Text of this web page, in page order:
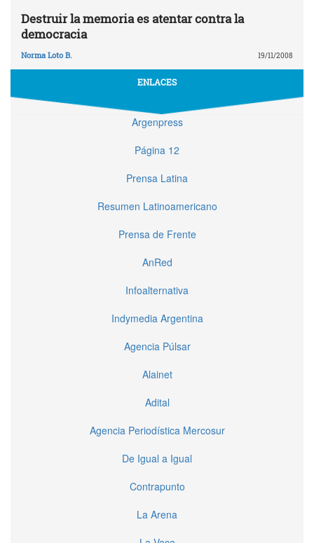
Destruir la memoria es atentar contra la
democracia
Norma Loto B. 19/11/2008
ENLACES
Argenpress
Página 12
Prensa Latina
Resumen Latinoamericano
Prensa de Frente
AnRed
Infoalternativa
Indymedia Argentina
Agencia Púlsar
Alainet
Adital
Agencia Periodística Mercosur
De Igual a Igual
Contrapunto
La Arena